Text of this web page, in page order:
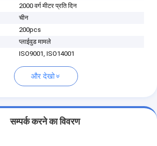
2000 वर्ग मीटर प्रति दिन
चीन
200pcs
प्लाईवुड मामले
ISO9001, ISO14001
और देखो
सम्पर्क करने का विवरण